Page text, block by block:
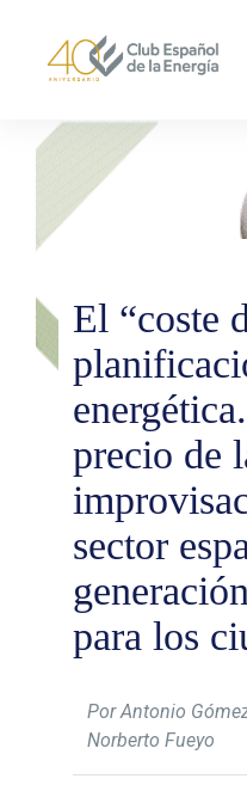
El “coste
precio de
sector
para los
Por Antonio
Norberto Fueyo